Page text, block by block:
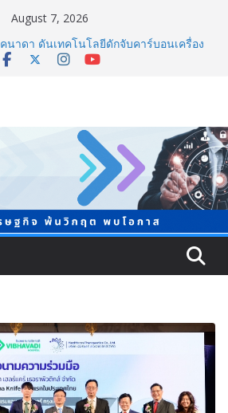
August 7, 2026
นาดา ดันเทคโนโลยีดักจับคาร์บอนเครื่อง
างอุตสาหกรรมปูนซีเมนต์สู่ Net Zero 2050
จับมือสัมมนาใหญ่ ยกระดับอุตสาหกรรมเซ
ล พร้อมชวนผู้ประกอบไทยร่วมงาน
& Stone Vietnam 2026”
งเสริมคนไทยเตรียมพร้อมรับมือวิกฤต
Up the Care by Allianz Ayudhya
ะดับ…ความเป็นห่วง” ในงาน Hug
School เผยวิสัยทัศน์การศึกษาที่